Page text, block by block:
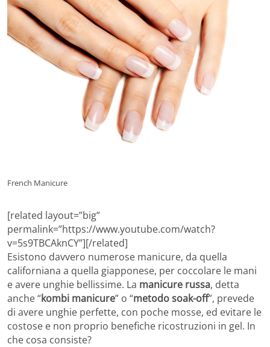
French Manicure
[related layout=”big”
permalink=”https://www.youtube.com/watch?
v=5s9TBCAknCY”][/related]
Esistono davvero numerose manicure, da quella
californiana a quella giapponese, per coccolare le mani
e avere unghie bellissime. La manicure russa, detta
anche “kombi manicure” o “metodo soak-off”, prevede
di avere unghie perfette, con poche mosse, ed evitare le
costose e non proprio benefiche ricostruzioni in gel. In
che cosa consiste?